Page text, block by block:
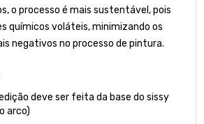
o processo é mais sustentável, pois
químicos voláteis, minimizando os
negativos no processo de pintura.
deve ser feita da base do sissy
arco)